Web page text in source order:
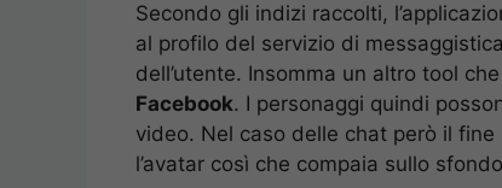
Secondo gli indizi raccolti,
al profilo del servizio di
dell’utente. Insomma un altro tool
Facebook. I personaggi quindi
video. Nel caso delle chat però il
l’avatar così che compaia sullo